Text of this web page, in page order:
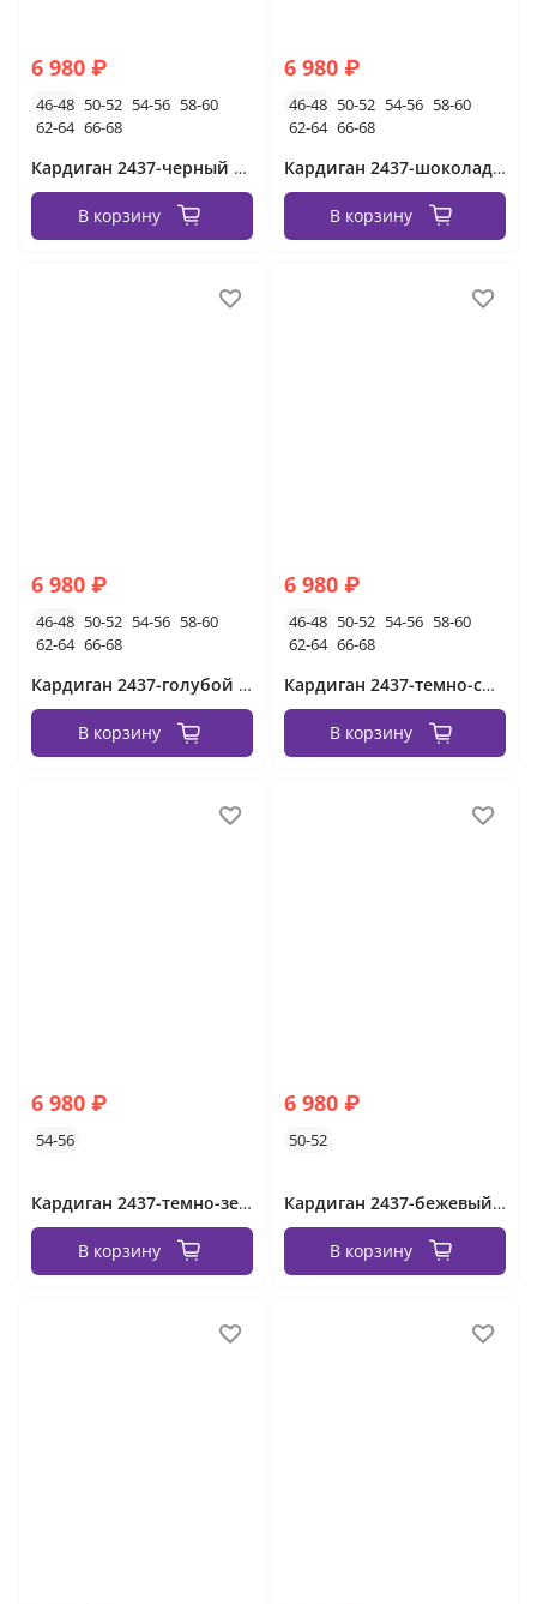
6 980 ₽
46-48 50-52 54-56 58-60
62-64 66-68
Кардиган 2437-черный Minova
В корзину
6 980 ₽
46-48 50-52 54-56 58-60
62-64 66-68
Кардиган 2437-шоколадный Minova
В корзину
6 980 ₽
46-48 50-52 54-56 58-60
62-64 66-68
Кардиган 2437-голубой Minova
В корзину
6 980 ₽
46-48 50-52 54-56 58-60
62-64 66-68
Кардиган 2437-темно-синий Minova
В корзину
6 980 ₽
54-56
Кардиган 2437-темно-зеленый Minova
В корзину
6 980 ₽
50-52
Кардиган 2437-бежевый Minova
В корзину